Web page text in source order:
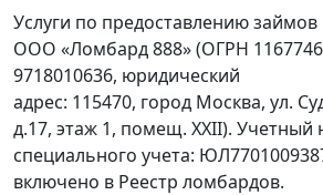
Услуги по предоставлению займов
ООО «Ломбард 888» (ОГРН
9718010636, юридический
адрес: 115470, город Москва, ул.
д.17, этаж 1, помещ. XXII). Учетный
специального учета:
включено в Реестр ломбардов.